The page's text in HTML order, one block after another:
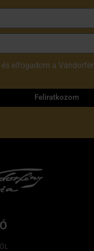
elfogadom a
Feliratkozom